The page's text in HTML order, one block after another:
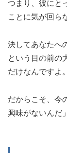
つまり、彼にと
ことに気が回ら
決してあなたへ
という目の前の
だけなんですよ。
だからこそ、今
興味がないんだ